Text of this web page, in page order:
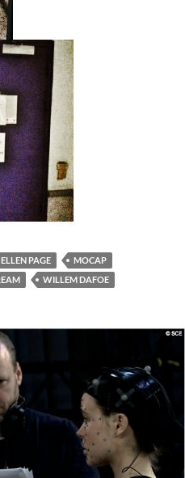
ELLEN PAGE
MOCAP
WILLEM DAFOE